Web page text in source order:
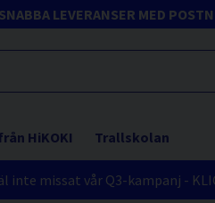
SNABBA LEVERANSER MED
HiKOKI Trallskolan
inte missat vår Q3-kampanj -